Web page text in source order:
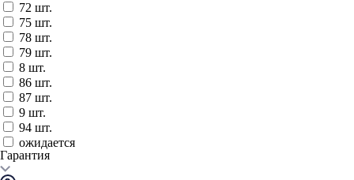
72 шт.
75 шт.
78 шт.
79 шт.
8 шт.
86 шт.
87 шт.
9 шт.
94 шт.
ожидается
Гарантия